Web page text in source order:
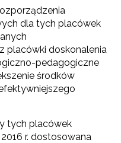
dla tych placówek
placówki doskonalenia
pedagogiczne
środków
tych placówek
r. dostosowana